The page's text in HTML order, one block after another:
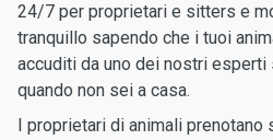
24/7 per proprietari e sitters e
tranquillo sapendo che i tuoi
accuditi da uno dei nostri
quando non sei a casa.
I proprietari di animali